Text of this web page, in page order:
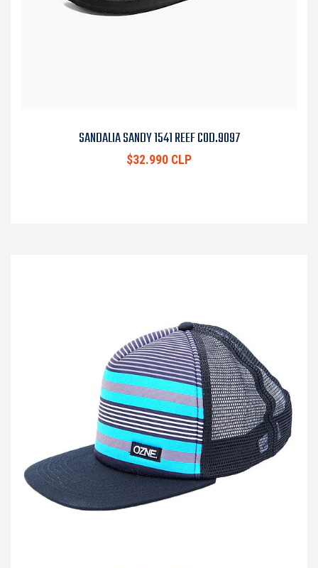
SANDALIA SANDY 1541 REEF COD.9097
$32.990 CLP